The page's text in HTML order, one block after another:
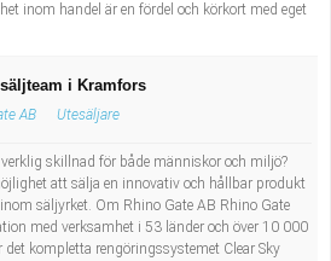
inom handel är en fördel och körkort med eget
i Kramfors
AB Utesäljare
skillnad för både människor och miljö?
att sälja en innovativ och hållbar produkt
säljyrket. Om Rhino Gate AB Rhino Gate
med verksamhet i 53 länder och över 10 000
det kompletta rengöringssystemet Clear Sky